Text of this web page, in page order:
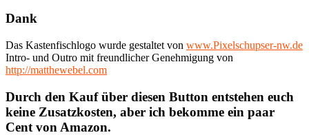
Dank
Das Kastenfischlogo wurde gestaltet von www.Pixelschupser-nw.de
Intro- und Outro mit freundlicher Genehmigung von
http://matthewebel.com
Durch den Kauf über diesen Button entstehen euch
keine Zusatzkosten, aber ich bekomme ein paar
Cent von Amazon.